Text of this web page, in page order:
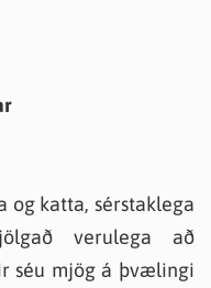
og katta, sérstaklega
verulega að
séu mjög á þvælingi